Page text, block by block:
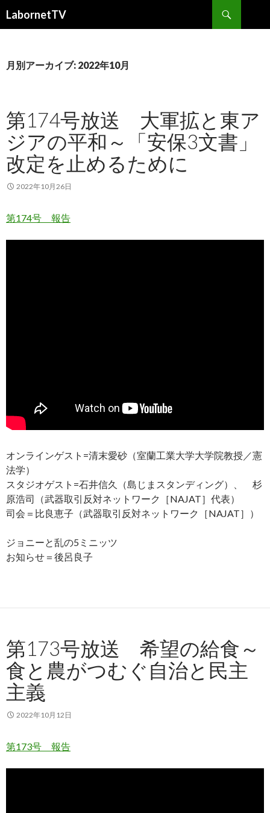
LabornetTV
索
ン
動
月別アーカイブ: 2022年10月
第174号放送 大軍拡と東ア
ジアの平和～「安保3文書」
改定を止めるために
2022年10月26日
第174号 報告
オンラインゲスト=清末愛砂（室蘭工業大学大学院教授／憲
法学）
スタジオゲスト=石井信久（島じまスタンディング）、 杉
原浩司（武器取引反対ネットワーク［NAJAT］代表）
司会＝比良恵子（武器取引反対ネットワーク［NAJAT］）
ジョニーと乱の5ミニッツ
お知らせ＝後呂良子
第173号放送 希望の給食～
食と農がつむぐ自治と民主
主義
2022年10月12日
第173号 報告